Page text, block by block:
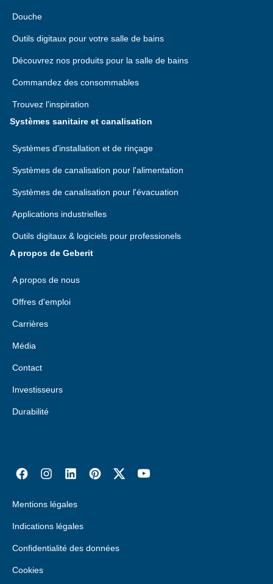
Douche
Outils digitaux pour votre salle de bains
Découvrez nos produits pour la salle de bains
Commandez des consommables
Trouvez l'inspiration
Systèmes sanitaire et canalisation
Systèmes d'installation et de rinçage
Systèmes de canalisation pour l'alimentation
Systèmes de canalisation pour l'évacuation
Applications industrielles
Outils digitaux & logiciels pour professionels
A propos de Geberit
A propos de nous
Offres d'emploi
Carrières
Média
Contact
Investisseurs
Durabilité
Mentions légales
Indications légales
Confidentialité des données
Cookies